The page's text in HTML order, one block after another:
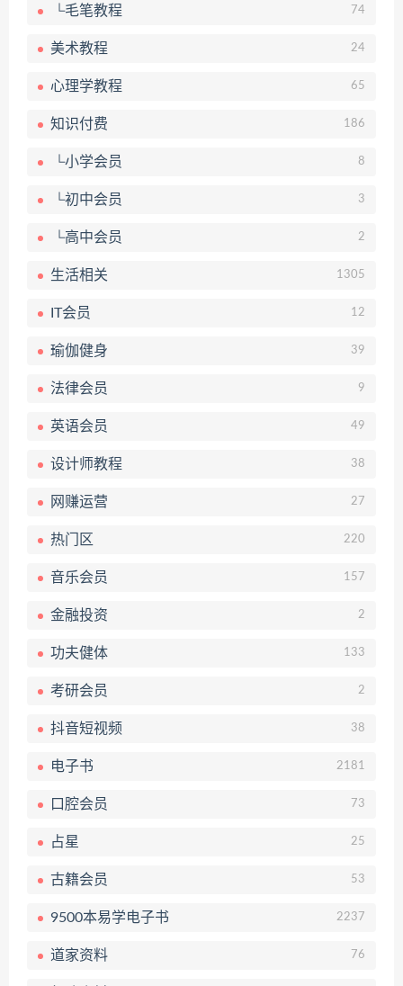
└毛笔教程 74
美术教程 24
心理学教程 65
知识付费 186
└小学会员 8
└初中会员 3
└高中会员 2
生活相关 1305
IT会员 12
瑜伽健身 39
法律会员 9
英语会员 49
设计师教程 38
网赚运营 27
热门区 220
音乐会员 157
金融投资 2
功夫健体 133
考研会员 2
抖音短视频 38
电子书 2181
口腔会员 73
占星 25
古籍会员 53
9500本易学电子书 2237
道家资料 76